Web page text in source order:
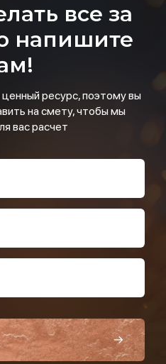
все за
напишите
ресурс, поэтому вы
на смету, чтобы мы
вас расчет